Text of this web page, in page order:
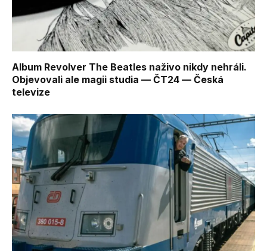
Album Revolver The Beatles naživo nikdy nehráli.
Objevovali ale magii studia — ČT24 — Česká
televize